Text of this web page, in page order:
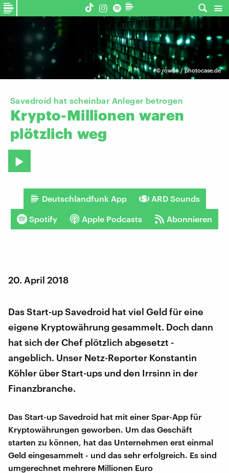
©rowan / photocase.de
Savedroid hat scheinbar Anleger betrogen
Krypto-Millionen waren
plötzlich weg
Deutschlandfunk App ARD Sounds
Spotify Apple Podcasts Abonnieren
20. April 2018
Das Start-up Savedroid hat viel Geld für eine
eigene Kryptowährung gesammelt. Doch dann
hat sich der Chef plötzlich abgesetzt -
angeblich. Unser Netz-Reporter Konstantin
Köhler über Start-ups und den Irrsinn in der
Finanzbranche.
Das Start-up Savedroid hat mit einer Spar-App für
Kryptowährungen geworben. Um das Geschäft
starten zu können, hat das Unternehmen erst einmal
Geld eingesammelt - und das sehr erfolgreich. Es sind
umgerechnet mehrere Millionen Euro